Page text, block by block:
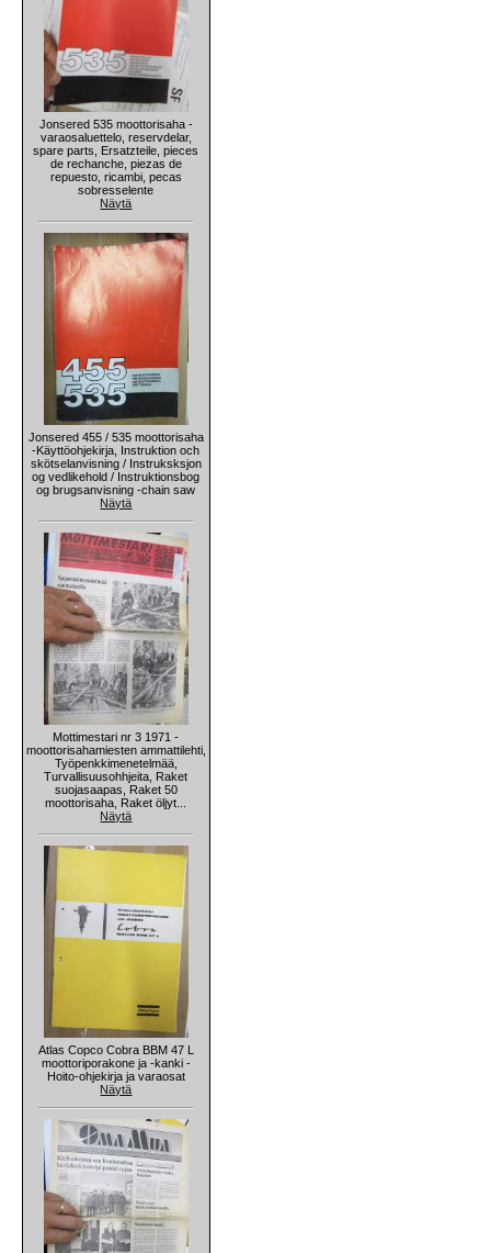
Jonsered 535 moottorisaha -
varaosaluettelo, reservdelar,
spare parts, Ersatzteile, pieces
de rechanche, piezas de
repuesto, ricambi, pecas
sobresselente
Näytä
Jonsered 455 / 535 moottorisaha
-Käyttöohjekirja, Instruktion och
skötselanvisning / Instruksksjon
og vedlikehold / Instruktionsbog
og brugsanvisning -chain saw
Näytä
Mottimestari nr 3 1971 -
moottorisahamiesten ammattilehti,
Työpenkkimenetelmää,
Turvallisuusohhjeita, Raket
suojasaapas, Raket 50
moottorisaha, Raket öljyt...
Näytä
Atlas Copco Cobra BBM 47 L
moottoriporakone ja -kanki -
Hoito-ohjekirja ja varaosat
Näytä